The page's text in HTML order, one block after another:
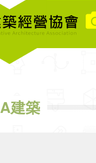
A建築